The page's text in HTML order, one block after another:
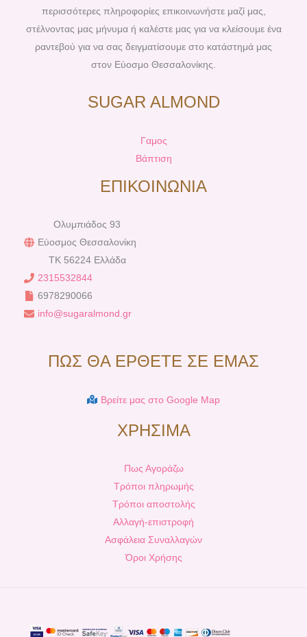
περισσότερες πληροφορίες επικοινωνήστε μαζί μας,
στέλνοντας μας μήνυμα ή καλέστε μας για να κλείσουμε ένα
ραντεβού για να σας δειγματίσουμε στο κατάστημά μας
στον Εύοσμο Θεσσαλονίκης.
SUGAR ALMOND
Γαμος
Βάπτιση
ΕΠΙΚΟΙΝΩΝΙΑ
Ολυμπιάδος 93
Εύοσμος Θεσσαλονίκη
TK 56224 Ελλάδα
2315532844
6978290066
info@sugaralmond.gr
ΠΩΣ ΘΑ ΕΡΘΕΤΕ ΣΕ ΕΜΑΣ
Βρείτε μας στο Google Map
ΧΡΗΣΙΜΑ
Πως Αγοράζω
Τρόποι πληρωμής
Τρόποι αποστολής
Αλλαγή-επιστροφή
Ασφάλεια Συναλλαγών
Όροι Χρήσης